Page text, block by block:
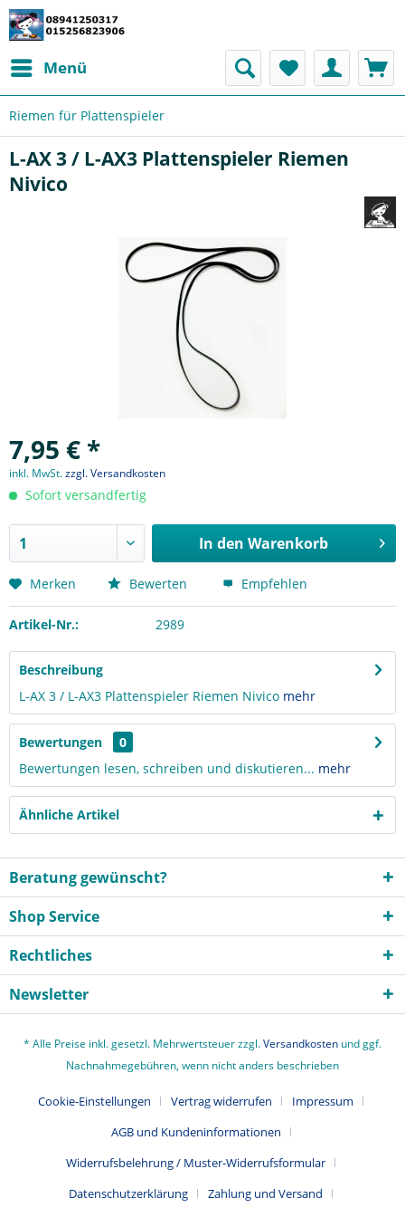
Menü
Riemen für Plattenspieler
L-AX 3 / L-AX3 Plattenspieler Riemen
Nivico
7,95 € *
inkl. MwSt.zzgl. Versandkosten
Sofort versandfertig
In den Warenkorb
Merken Bewerten Empfehlen
Artikel-Nr.: 2989
Beschreibung
L-AX 3 / L-AX3 Plattenspieler Riemen Nivico mehr
Bewertungen
0
Bewertungen lesen, schreiben und diskutieren... mehr
Ähnliche Artikel
Beratung gewünscht?
Shop Service
Rechtliches
Newsletter
* Alle Preise inkl. gesetzl. Mehrwertsteuer zzgl.Versandkosten und ggf.
Nachnahmegebühren, wenn nicht anders beschrieben
Cookie-Einstellungen Vertrag widerrufen
Impressum
AGB und Kundeninformationen
Widerrufsbelehrung / Muster-Widerrufsformular
Datenschutzerklärung
Zahlung und Versand